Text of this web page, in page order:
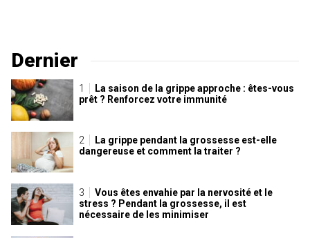
Dernier
La saison de la grippe approche : êtes-vous
prêt ? Renforcez votre immunité
La grippe pendant la grossesse est-elle
dangereuse et comment la traiter ?
Vous êtes envahie par la nervosité et le
stress ? Pendant la grossesse, il est
nécessaire de les minimiser